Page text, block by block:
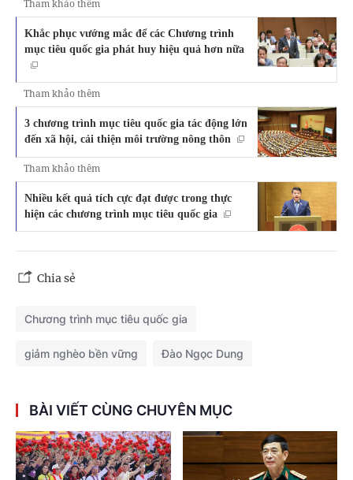
Tham khảo thêm
Khắc phục vướng mắc để các Chương trình
mục tiêu quốc gia phát huy hiệu quả hơn nữa
Tham khảo thêm
3 chương trình mục tiêu quốc gia tác động lớn
đến xã hội, cải thiện môi trường nông thôn
Tham khảo thêm
Nhiều kết quả tích cực đạt được trong thực
hiện các chương trình mục tiêu quốc gia
Chia sẻ
Chương trình mục tiêu quốc gia
giảm nghèo bền vững Đào Ngọc Dung
BÀI VIẾT CÙNG CHUYÊN MỤC